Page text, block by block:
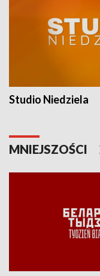
Studio Niedziela
MNIEJSZOŚCI